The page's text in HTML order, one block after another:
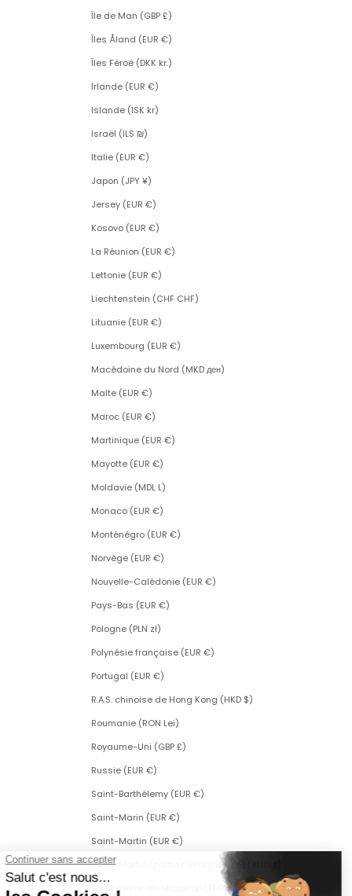
Île de Man (GBP £)
Îles Åland (EUR €)
Îles Féroé (DKK kr.)
Irlande (EUR €)
Islande (ISK kr)
Israël (ILS ₪)
Italie (EUR €)
Japon (JPY ¥)
Jersey (EUR €)
Kosovo (EUR €)
La Réunion (EUR €)
Lettonie (EUR €)
Liechtenstein (CHF CHF)
Lituanie (EUR €)
Luxembourg (EUR €)
Macédoine du Nord (MKD ден)
Malte (EUR €)
Maroc (EUR €)
Martinique (EUR €)
Mayotte (EUR €)
Moldavie (MDL L)
Monaco (EUR €)
Monténégro (EUR €)
Norvège (EUR €)
Nouvelle-Calédonie (EUR €)
Pays-Bas (EUR €)
Pologne (PLN zł)
Polynésie française (EUR €)
Portugal (EUR €)
R.A.S. chinoise de Hong Kong (HKD $)
Roumanie (RON Lei)
Royaume-Uni (GBP £)
Russie (EUR €)
Saint-Barthélemy (EUR €)
Saint-Marin (EUR €)
Saint-Martin (EUR €)
Saint-Martin (partie néerlandaise) (ANG ƒ)
Saint-Pierre-et-Miquelon (EUR €)